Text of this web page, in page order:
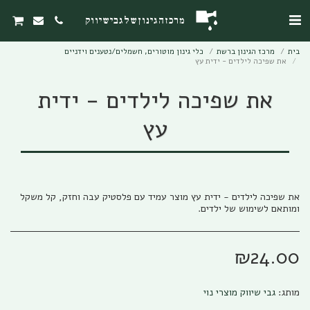
מרכז הגינון של גבי שיווק
בית מרכז הגינון ברשת
כלי גינון מוטורים, חשמלים/נטענים וידניים
את שפיכה לילדים - ידית עץ
את שפיכה לילדים - ידית
עץ
את שפיכה לילדים - ידית עץ מוצר עמיד עם פלסטיק עבה וחזק, קל משקל
ומותאם לשימוש של ילדים.
₪24.00
מותג: גבי שיווק מוצרי נוי